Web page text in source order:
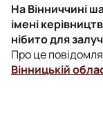
На Вінниччині
імені
нібито для
Про це
Вінницькій